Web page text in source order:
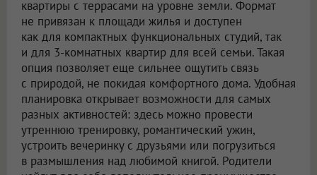
квартиры с террасами на уровне земли. Формат
не привязан к площади жилья и доступен
как для компактных функциональных студий, так
и для 3-комнатных квартир для всей семьи. Такая
опция позволяет еще сильнее ощутить связь
с природой, не покидая комфортного дома. Удобная
планировка открывает возможности для самых
разных активностей: здесь можно провести
утреннюю тренировку, романтический ужин,
устроить вечеринку с друзьями или погрузиться
в размышления над любимой книгой. Родители